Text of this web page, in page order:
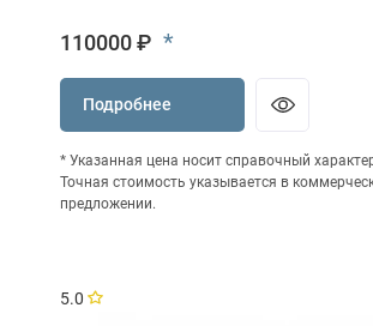
110000 ₽ *
Подробнее
* Указанная цена носит справочный
Точная стоимость указывается в
предложении.
5.0